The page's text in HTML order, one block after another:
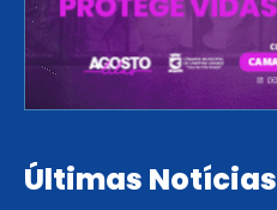
Últimas Notícias